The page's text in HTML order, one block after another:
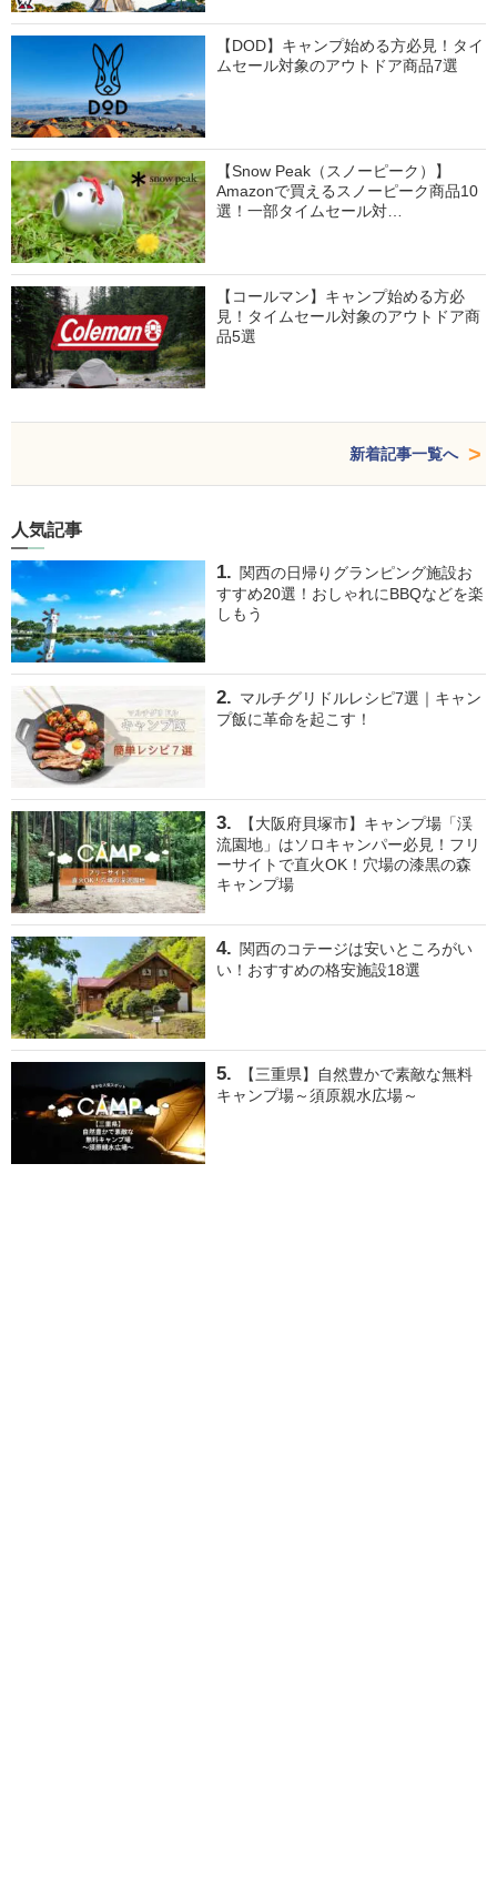
【DOD】キャンプ始める方必見！タイ
ムセール対象のアウトドア商品7選
【Snow Peak（スノーピーク）】
Amazonで買えるスノーピーク商品10
選！一部タイムセール対…
【コールマン】キャンプ始める方必
見！タイムセール対象のアウトドア商
品5選
新着記事一覧へ
人気記事
関西の日帰りグランピング施設お
すすめ20選！おしゃれにBBQなどを楽
しもう
マルチグリドルレシピ7選｜キャン
プ飯に革命を起こす！
【大阪府貝塚市】キャンプ場「渓
流園地」はソロキャンパー必見！フリ
ーサイトで直火OK！穴場の漆黒の森
キャンプ場
関西のコテージは安いところがい
い！おすすめの格安施設18選
【三重県】自然豊かで素敵な無料
キャンプ場～須原親水広場～